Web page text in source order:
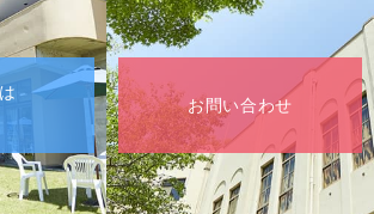
お問い合わせ